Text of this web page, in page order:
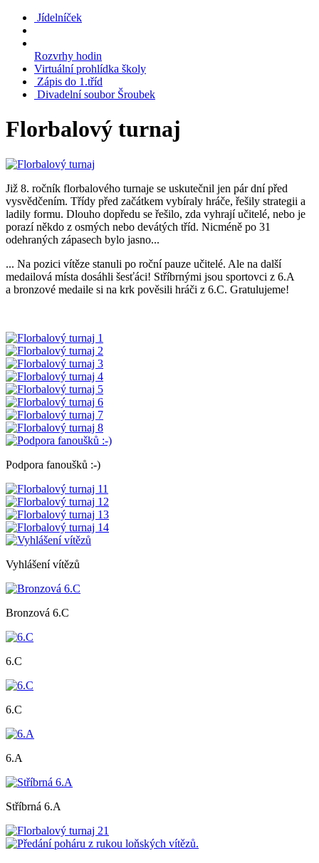
Jídelníček
Rozvrhy hodin
Virtuální prohlídka školy
Zápis do 1.tříd
Divadelní soubor Šroubek
Florbalový turnaj
Již 8. ročník florbalového turnaje se uskutečnil jen pár dní před
vysvědčením. Třídy před začátkem vybíraly hráče, řešily strategii a
ladily formu. Dlouho dopředu se řešilo, zda vyhrají učitelé, nebo je
porazí někdo z osmých nebo devátých tříd. Nicméně po 31
odehraných zápasech bylo jasno...
... Na pozici vítěze stanuli po roční pauze učitelé. Ale na další
medailová místa dosáhli šesťáci! Stříbrnými jsou sportovci z 6.A
a bronzové medaile si na krk pověsili hráči z 6.C. Gratulujeme!
Podpora fanoušků :-)
Vyhlášení vítězů
Bronzová 6.C
6.C
6.C
6.A
Stříbrná 6.A